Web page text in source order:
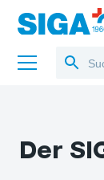
Referenzen
Der